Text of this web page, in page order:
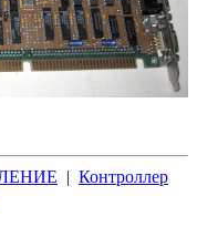
| Контроллер